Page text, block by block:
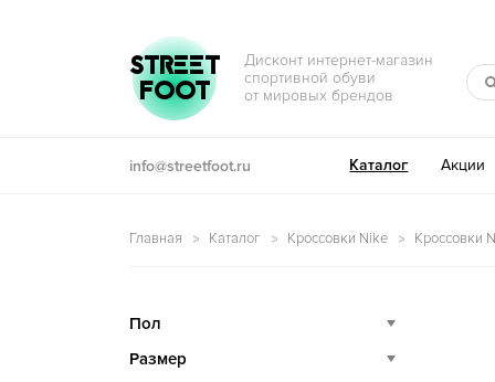
Перейти к навигации
Перейти к содержимому
STREET
FOOT
Дисконт интернет-магазин
спортивной обуви
от мировых брендов
info@streetfoot.ru Каталог Акции
Главная Каталог Кроссовки Nike Кроссовки
Пол
Размер